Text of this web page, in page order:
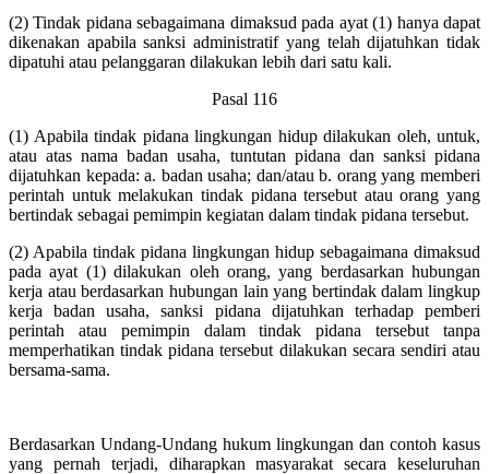
(2) Tindak pidana sebagaimana dimaksud pada ayat (1) hanya dapat
dikenakan apabila sanksi administratif yang telah dijatuhkan tidak
dipatuhi atau pelanggaran dilakukan lebih dari satu kali.
Pasal 116
(1) Apabila tindak pidana lingkungan hidup dilakukan oleh, untuk,
atau atas nama badan usaha, tuntutan pidana dan sanksi pidana
dijatuhkan kepada: a. badan usaha; dan/atau b. orang yang memberi
perintah untuk melakukan tindak pidana tersebut atau orang yang
bertindak sebagai pemimpin kegiatan dalam tindak pidana tersebut.
(2) Apabila tindak pidana lingkungan hidup sebagaimana dimaksud
pada ayat (1) dilakukan oleh orang, yang berdasarkan hubungan
kerja atau berdasarkan hubungan lain yang bertindak dalam lingkup
kerja badan usaha, sanksi pidana dijatuhkan terhadap pemberi
perintah atau pemimpin dalam tindak pidana tersebut tanpa
memperhatikan tindak pidana tersebut dilakukan secara sendiri atau
bersama-sama.
Berdasarkan Undang-Undang hukum lingkungan dan contoh kasus
yang pernah terjadi, diharapkan masyarakat secara keseluruhan